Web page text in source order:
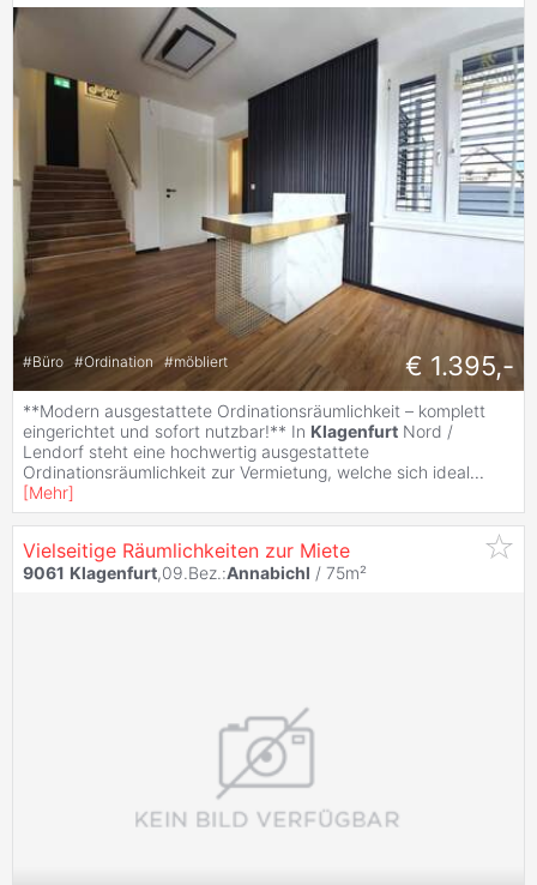
#Büro #Ordination #möbliert € 1.395,-
**Modern ausgestattete Ordinationsräumlichkeit – komplett
eingerichtet und sofort nutzbar!** In Klagenfurt Nord /
Lendorf steht eine hochwertig ausgestattete
Ordinationsräumlichkeit zur Vermietung, welche sich ideal...
[Mehr]
Vielseitige Räumlichkeiten zur Miete
9061 Klagenfurt,09.Bez.:Annabichl / 75m²